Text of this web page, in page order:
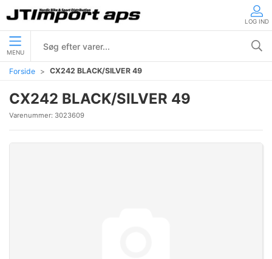
LOG IND
MENU
Forside CX242 BLACK/SILVER 49
CX242 BLACK/SILVER 49
Varenummer: 3023609